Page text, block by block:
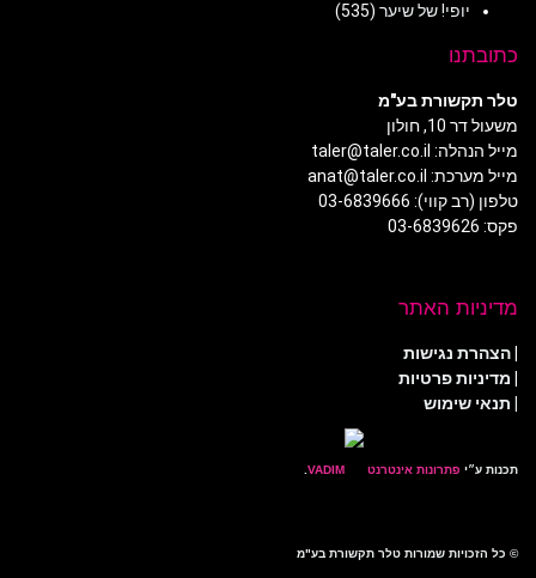
יופי! של שיער (535)
כתובתנו
טלר תקשורת בע"מ
משעול דר 10, חולון
מייל הנהלה: taler@taler.co.il
מייל מערכת: anat@taler.co.il
טלפון (רב קווי): 03-6839666
פקס: 03-6839626
מדיניות האתר
הצהרת נגישות
מדיניות פרטיות
| תנאי שימוש
תכנות ע״י פתרונות אינטרנט
© כל הזכויות שמורות טלר תקשורת בע"מ